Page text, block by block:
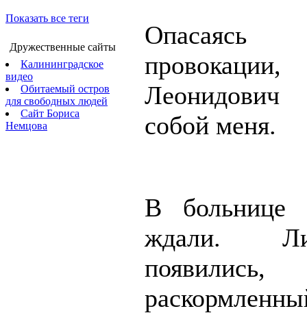
Показать все теги
Дружественные сайты
Калининградское
видео
Обитаемый остров
для свободных людей
Сайт Бориса
Немцова
Опасаясь
собой меня.
В
ждали.